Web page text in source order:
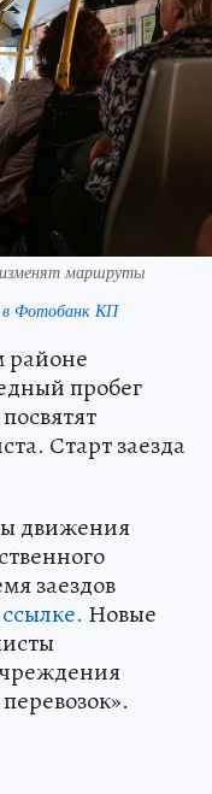
изменят маршруты
Фотобанк КП
районе
пробег
Старт заезда
движения
заездов
Новые